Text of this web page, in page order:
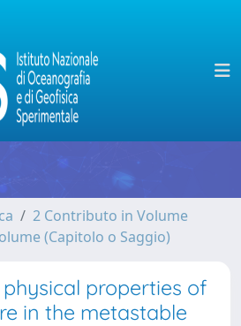
2 Contributo in Volume
(Capitolo o Saggio)
properties of
in the metastable